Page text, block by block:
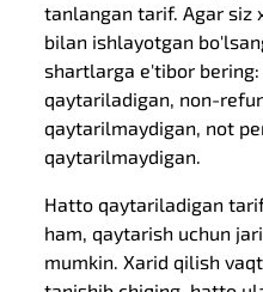
tanlangan tarif. Agar siz
bilan ishlayotgan
shartlarga e'tibor
qaytariladigan, non-
qaytarilmaydigan, not
qaytarilmaydigan.
Hatto qaytariladigan
ham, qaytarish uchun
mumkin. Xarid qilish